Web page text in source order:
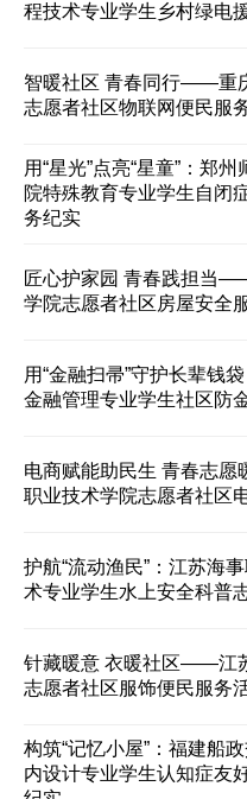
程技术专业学生乡村绿电
智暖社区 青春同行——重
志愿者社区物联网便民服
用“星光”点亮“星童”：郑
院特殊教育专业学生自闭
务纪实
匠心护家园 青春践担当
学院志愿者社区房屋安全
用“金融扫帚”守护长辈钱
金融管理专业学生社区防
电商赋能助民生 青春志
职业技术学院志愿者社区
护航“流动渔民”：江苏海
术专业学生水上安全科普
针藏暖意 衣暖社区——江
志愿者社区服饰便民服务
构筑“记忆小屋”：福建船
内设计专业学生认知症友